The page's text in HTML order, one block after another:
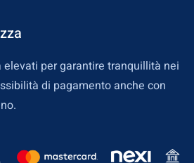
per garantire tranquillità nei
di pagamento anche con